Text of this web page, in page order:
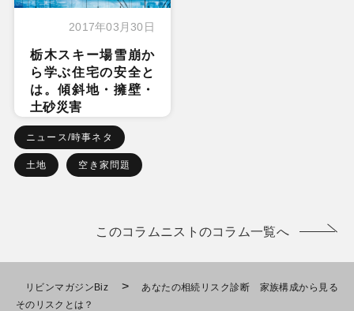
2017年03月30日
栃木スキー場雪崩か
ら学ぶ住宅の安全と
は。傾斜地・擁壁・
土砂災害
ニュース/時事ネタ
土地 空き家問題
このコラムニストのコラム一覧へ
リビンマガジンBiz >
あなたの相続リスク診断 家族構成から見る
そのリスクとは？